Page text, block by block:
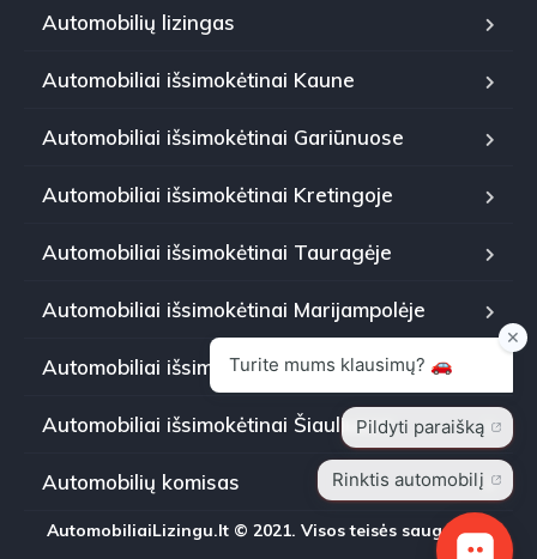
Automobilių lizingas
Automobiliai išsimokėtinai Kaune
Automobiliai išsimokėtinai Gariūnuose
Automobiliai išsimokėtinai Kretingoje
Automobiliai išsimokėtinai Tauragėje
Automobiliai išsimokėtinai Marijampolėje
Automobiliai išsimokėtinai Panevėžyje
Automobiliai išsimokėtinai Šiauliuose
Automobilių komisas
AutomobiliaiLizingu.lt © 2021. Visos teisės saugomos.